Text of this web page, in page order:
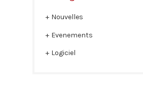
Nouvelles
Evenements
Logiciel